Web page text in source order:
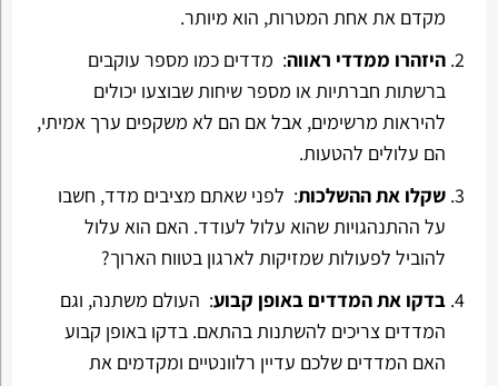
מקדם את אחת המטרות, הוא מיותר.
היזהרו ממדדי ראווה: מדדים כמו מספר עוקבים
ברשתות חברתיות או מספר שיחות שבוצעו יכולים
להיראות מרשימים, אבל אם הם לא משקפים ערך אמיתי,
הם עלולים להטעות.
שקלו את ההשלכות: לפני שאתם מציבים מדד, חשבו
על ההתנהגויות שהוא עלול לעודד. האם הוא עלול
להוביל לפעולות שמזיקות לארגון בטווח הארוך?
בדקו את המדדים באופן קבוע: העולם משתנה, וגם
המדדים צריכים להשתנות בהתאם. בדקו באופן קבוע
האם המדדים שלכם עדיין רלוונטיים ומקדמים את